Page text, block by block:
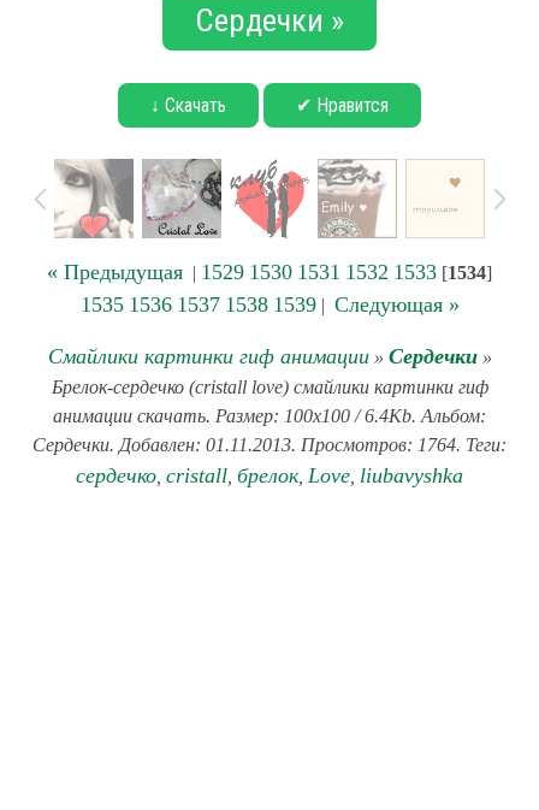
Сердечки »
↓ Скачать ✔ Нравится
« Предыдущая | 1529 1530 1531 1532 1533 [1534]
1535 1536 1537 1538 1539| Следующая »
Смайлики картинки гиф анимации» Сердечки»
Брелок-сердечко (cristall love) смайлики картинки гиф
анимации скачать. Размер: 100x100 / 6.4Kb. Альбом:
Сердечки. Добавлен: 01.11.2013. Просмотров: 1764. Теги:
сердечко cristall брелок, Love liubavyshka